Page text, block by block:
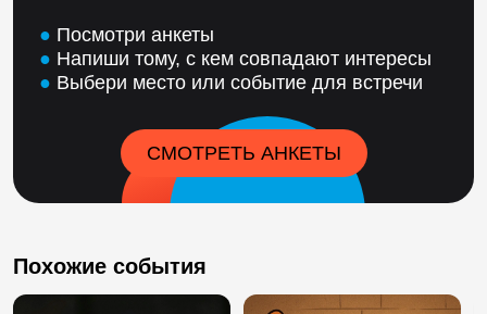
● Посмотри анкеты
● Напиши тому, с кем совпадают интересы
● Выбери место или событие для встречи
СМОТРЕТЬ АНКЕТЫ
Похожие события